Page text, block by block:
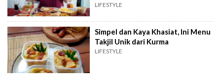
LIFESTYLE
Simpel dan Kaya Khasiat, Ini Menu
Takjil Unik dari Kurma
LIFESTYLE